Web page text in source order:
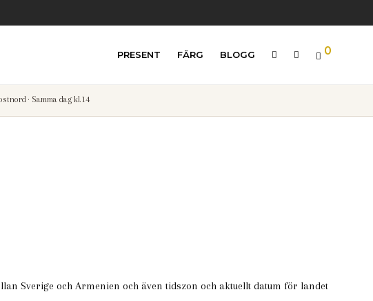
PRESENT FÄRG BLOGG 0
· Samma dag kl.14
Sverige och Armenien och även tidszon och aktuellt datum för landet